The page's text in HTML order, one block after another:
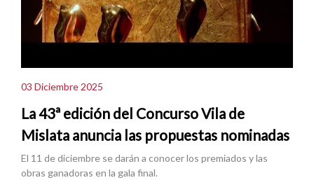
03 Diciembre 2025
La 43ª edición del Concurso Vila de
Mislata anuncia las propuestas nominadas
El 11 de diciembre se darán a conocer los premiados y las
obras ganadoras en la gala final.